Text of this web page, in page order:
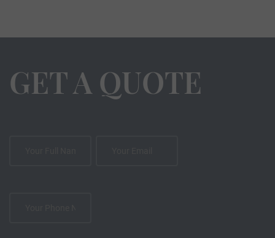
GET A QUOTE